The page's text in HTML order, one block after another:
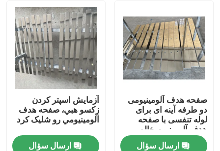
صفحه هدف آلومینیومی
دو طرفه آینه ای برای
لوله تنفسی با صفحه
هدف آلومینیوم خالص
ارسال سؤال
آزمايش اسپتر کردن
زکسو هبي، صفحه هدف
آلومينيومي رو شليک کرد
ارسال سؤال